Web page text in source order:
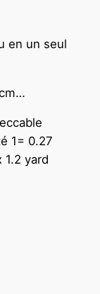
en un seul
1= 0.27
1.2 yard